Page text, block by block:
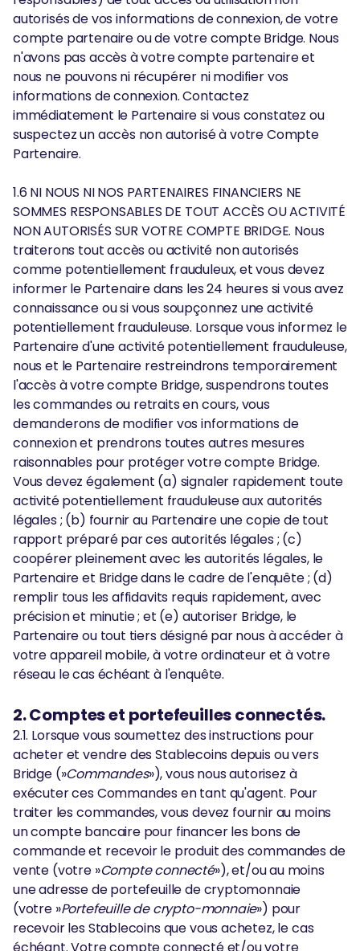
autorisés de vos informations de connexion, de votre
compte partenaire ou de votre compte Bridge. Nous
n'avons pas accès à votre compte partenaire et
nous ne pouvons ni récupérer ni modifier vos
informations de connexion. Contactez
immédiatement le Partenaire si vous constatez ou
suspectez un accès non autorisé à votre Compte
Partenaire.
1.6 NI NOUS NI NOS PARTENAIRES FINANCIERS NE
SOMMES RESPONSABLES DE TOUT ACCÈS OU ACTIVITÉ
NON AUTORISÉS SUR VOTRE COMPTE BRIDGE. Nous
traiterons tout accès ou activité non autorisés
comme potentiellement frauduleux, et vous devez
informer le Partenaire dans les 24 heures si vous avez
connaissance ou si vous soupçonnez une activité
potentiellement frauduleuse. Lorsque vous informez le
Partenaire d'une activité potentiellement frauduleuse,
nous et le Partenaire restreindrons temporairement
l'accès à votre compte Bridge, suspendrons toutes
les commandes ou retraits en cours, vous
demanderons de modifier vos informations de
connexion et prendrons toutes autres mesures
raisonnables pour protéger votre compte Bridge.
Vous devez également (a) signaler rapidement toute
activité potentiellement frauduleuse aux autorités
légales ; (b) fournir au Partenaire une copie de tout
rapport préparé par ces autorités légales ; (c)
coopérer pleinement avec les autorités légales, le
Partenaire et Bridge dans le cadre de l'enquête ; (d)
remplir tous les affidavits requis rapidement, avec
précision et minutie ; et (e) autoriser Bridge, le
Partenaire ou tout tiers désigné par nous à accéder à
votre appareil mobile, à votre ordinateur et à votre
réseau le cas échéant à l'enquête.
2. Comptes et portefeuilles connectés.
2.1. Lorsque vous soumettez des instructions pour
acheter et vendre des Stablecoins depuis ou vers
Bridge (»Commandes»), vous nous autorisez à
exécuter ces Commandes en tant qu'agent. Pour
traiter les commandes, vous devez fournir au moins
un compte bancaire pour financer les bons de
commande et recevoir le produit des commandes de
vente (votre »Compte connecté»), et/ou au moins
une adresse de portefeuille de cryptomonnaie
(votre »Portefeuille de crypto-monnaie») pour
recevoir les Stablecoins que vous achetez, le cas